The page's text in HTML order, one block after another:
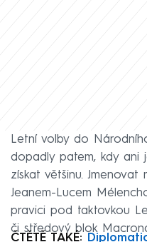
Letní volby do
dopadly patem, kdy ani
získat většinu.
Jeanem-Lucem
pravici pod taktovkou
či středový blok
ČTĚTĚ TAKÉ: